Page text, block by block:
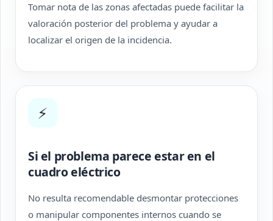
Tomar nota de las zonas afectadas puede facilitar la
valoración posterior del problema y ayudar a
localizar el origen de la incidencia.
⚡
Si el problema parece estar en el
cuadro eléctrico
No resulta recomendable desmontar protecciones
o manipular componentes internos cuando se